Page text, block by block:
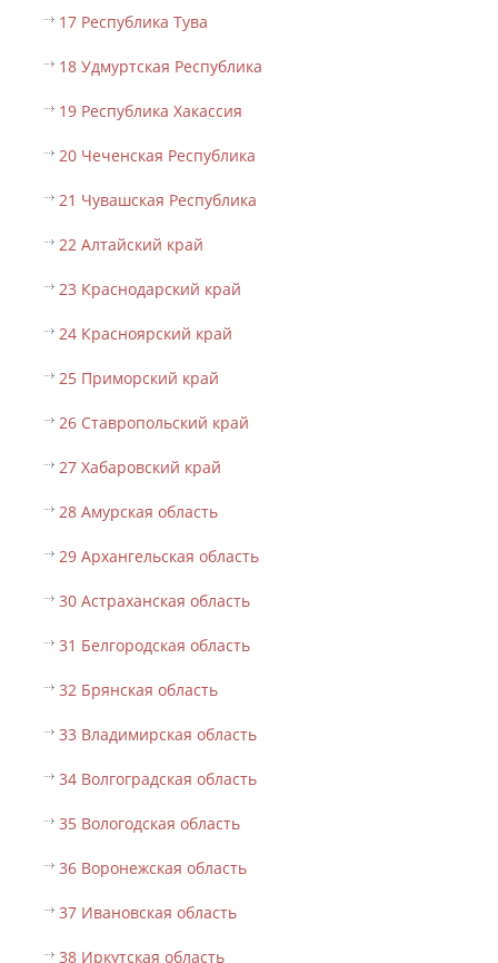
17 Республика Тува
18 Удмуртская Республика
19 Республика Хакассия
20 Чеченская Республика
21 Чувашская Республика
22 Алтайский край
23 Краснодарский край
24 Красноярский край
25 Приморский край
26 Ставропольский край
27 Хабаровский край
28 Амурская область
29 Архангельская область
30 Астраханская область
31 Белгородская область
32 Брянская область
33 Владимирская область
34 Волгоградская область
35 Вологодская область
36 Воронежская область
37 Ивановская область
38 Иркутская область